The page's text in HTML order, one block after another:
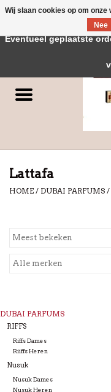
Parfums
Lattafa
HOME / DUBAI PARFUMS /
DUBAI PARFUMS
RIFFS
Riffs Dames
Riiffs Heren
Nusuk
Nusuk Dames
Nusuk Heren
Wij slaan cookies op om
Nee
← Keer terug naar de
Eventueel geplaatste